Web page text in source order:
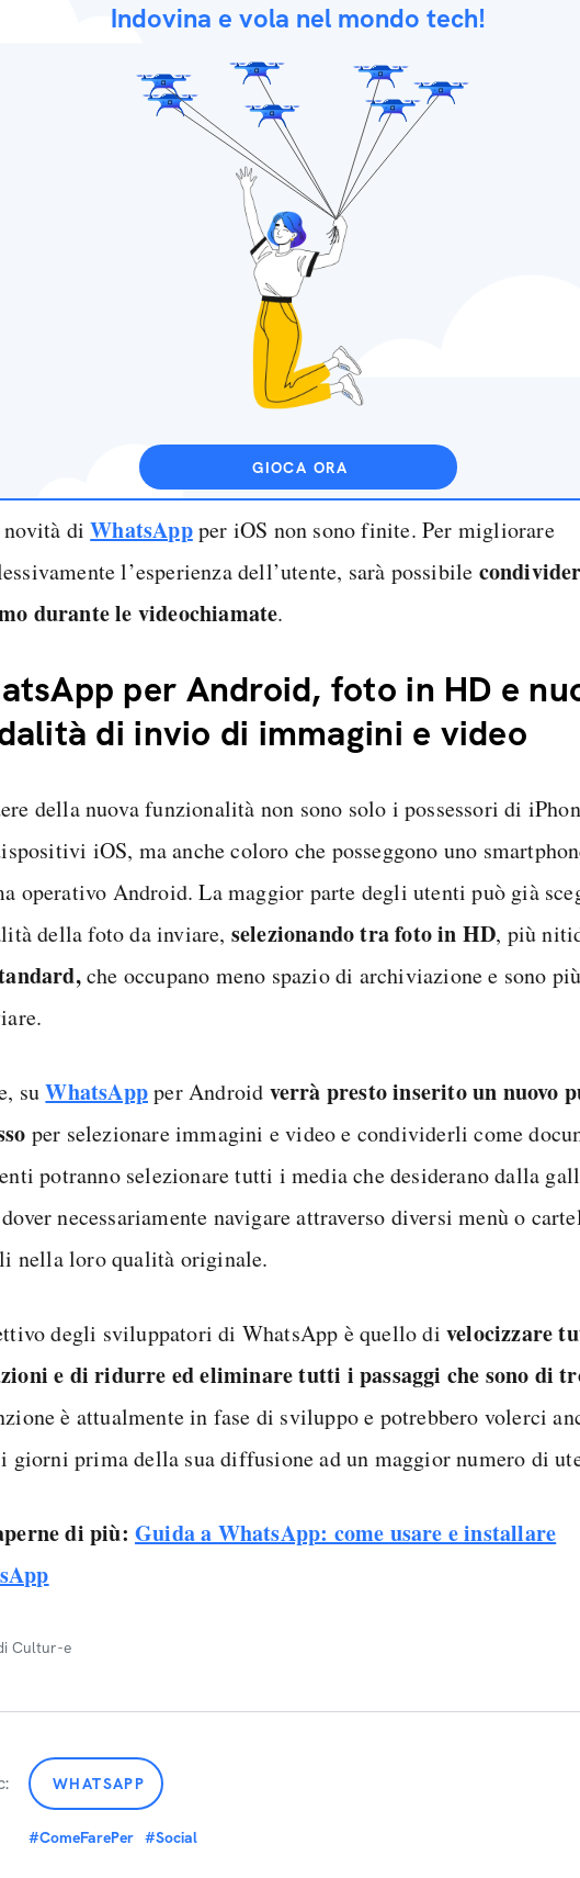
Indovina e vola nel mondo tech!
GIOCA ORA
novità diWhatsAppper iOS non sono finite. Per migliorare
l’esperienza dell’utente, sarà possibile
durante le videochiamate.
per Android, foto in HD e
di invio di immagini e video
della nuova funzionalità non sono solo i possessori di
iOS, ma anche coloro che posseggono uno
operativo Android. La maggior parte degli utenti può già
della foto da inviare, selezionando tra foto in HD, più
che occupano meno spazio di archiviazione e sono
suWhatsAppper Android verrà presto inserito un nuovo
per selezionare immagini e video e condividerli come
potranno selezionare tutti i media che desiderano dalla
dover necessariamente navigare attraverso diversi menù o
nella loro qualità originale.
degli sviluppatori di WhatsApp è quello di velocizzare
e di ridurre ed eliminare tutti i passaggi che sono di
è attualmente in fase di sviluppo e potrebbero volerci
giorni prima della sua diffusione ad un maggior numero di
di più: Guida a WhatsApp: come usare e installare
Cultur-e
WHATSAPP
#ComeFarePer #Social